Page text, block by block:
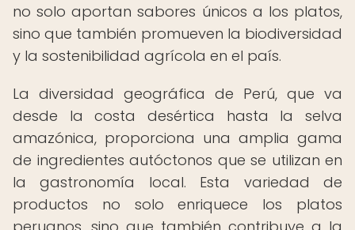
no solo aportan sabores únicos a los platos,
sino que también promueven la biodiversidad
y la sostenibilidad agrícola en el país.
La diversidad geográfica de Perú, que va
desde la costa desértica hasta la selva
amazónica, proporciona una amplia gama
de ingredientes autóctonos que se utilizan en
la gastronomía local. Esta variedad de
productos no solo enriquece los platos